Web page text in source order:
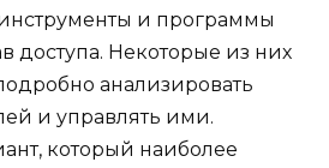
и программы
доступа. Некоторые из них
анализировать
и управлять ими.
который наиболее